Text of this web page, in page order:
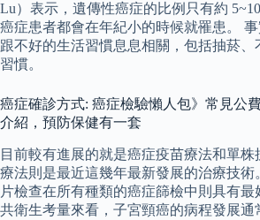
Lu）表示，遺傳性癌症的比例只有約
癌症患者都會在年紀小的時候就罹患。
跟不好的生活習慣息息相關，包括抽菸
習慣。
癌症確診方式: 癌症檢驗懶人包》常見公
介紹，預防保健有一套
目前較有進展的就是癌症疫苗療法和單
療法則是最近這幾年最新發展的治療技術
片檢查在所有種類的癌症篩檢中則具有
共衛生考量來看，子宮頸癌的病程發展通